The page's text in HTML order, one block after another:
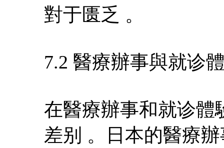
對于匮乏 。
7.2 醫療辦事與就诊
在醫療辦事和就诊體
差别 。日本的醫療